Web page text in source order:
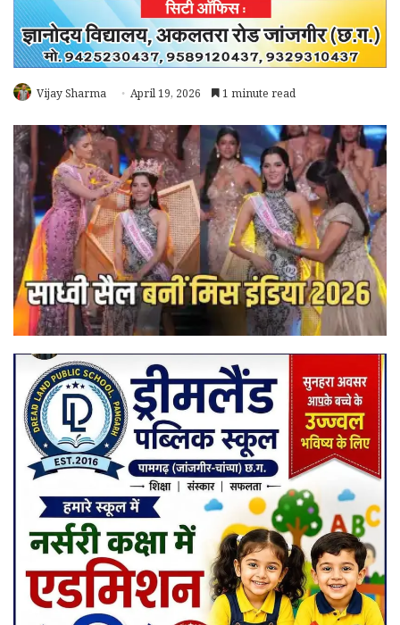
Vijay Sharma April 19, 2026 1 minute read